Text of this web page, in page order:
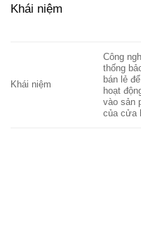
Khái niệm
Khái niệm
Công
thống
bán lẻ
hoạt
vào sản
của cửa